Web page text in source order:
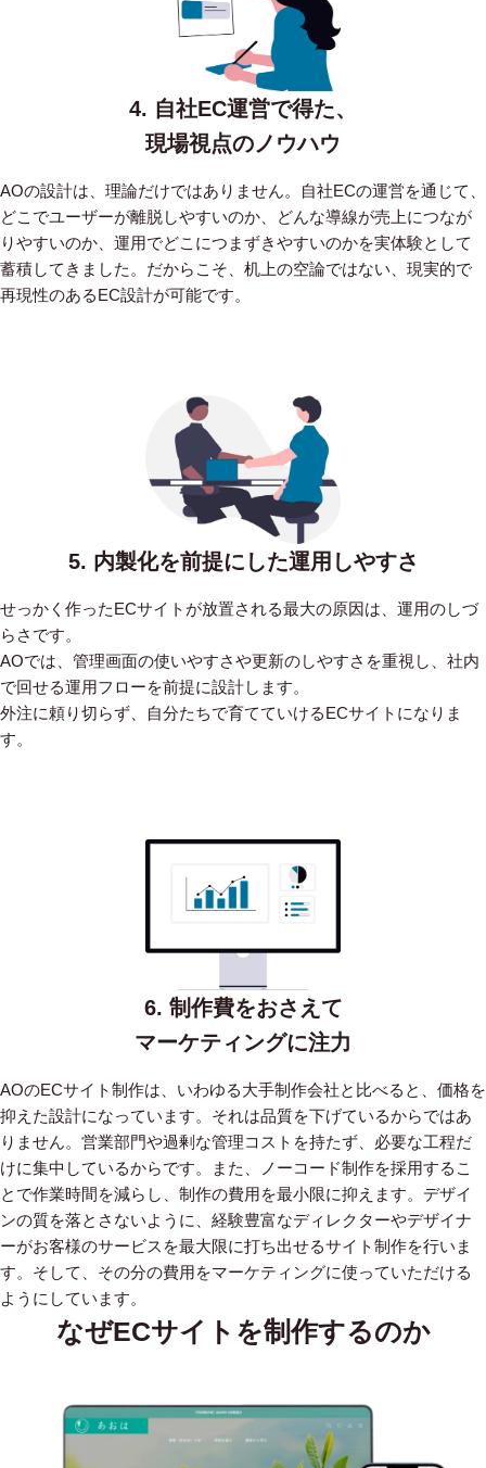
4. 自社EC運営で得た、
現場視点のノウハウ
AOの設計は、理論だけではありません。自社ECの運営を通じて、
どこでユーザーが離脱しやすいのか、どんな導線が売上につなが
りやすいのか、運用でどこにつまずきやすいのかを実体験として
蓄積してきました。だからこそ、机上の空論ではない、現実的で
再現性のあるEC設計が可能です。
5. 内製化を前提にした運用しやすさ
せっかく作ったECサイトが放置される最大の原因は、運用のしづ
らさです。
AOでは、管理画面の使いやすさや更新のしやすさを重視し、社内
で回せる運用フローを前提に設計します。
外注に頼り切らず、自分たちで育てていけるECサイトになりま
す。
6. 制作費をおさえて
マーケティングに注力
AOのECサイト制作は、いわゆる大手制作会社と比べると、価格を
抑えた設計になっています。 それは品質を下げているからではあ
りません。営業部門や過剰な管理コストを持たず、必要な工程だ
けに集中しているからです。
また、ノーコード制作を採用するこ
とで作業時間を減らし、制作の費用を最小限に抑えます。デザイ
ンの質を落とさないように、経験豊富なディレクターやデザイナ
ーがお客様のサービスを最大限に打ち出せるサイト制作を行いま
す。そして、その分の費用をマーケティングに使っていただける
ようにしています。
なぜECサイトを制作するのか